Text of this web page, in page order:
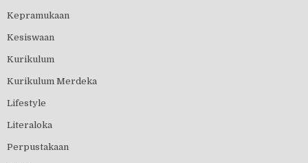
Kepramukaan
Kesiswaan
Kurikulum
Kurikulum Merdeka
Lifestyle
Literaloka
Perpustakaan